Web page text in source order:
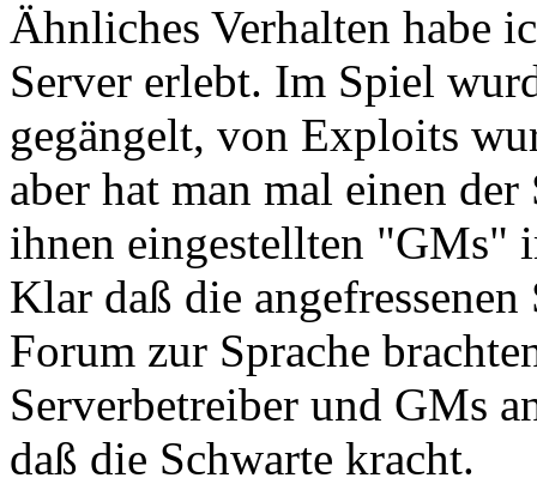
Ähnliches Verhalten habe
Server erlebt. Im Spiel
gegängelt, von Exploits
aber hat man mal einen
ihnen eingestellten "GMs"
Klar daß die
Forum zur Sprache
Serverbetreiber und GMs
daß die Schwarte kracht.